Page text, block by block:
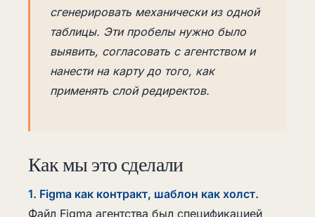
сгенерировать механически из одной
таблицы. Эти пробелы нужно было
выявить, согласовать с агентством и
нанести на карту до того, как
применять слой редиректов.
Как мы это сделали
1. Figma как контракт, шаблон как холст.
Файл Figma агентства был спецификацией